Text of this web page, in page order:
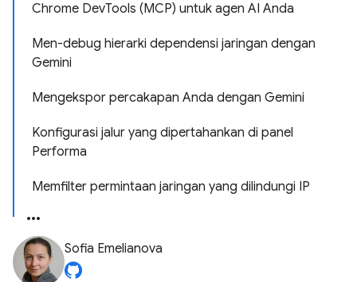
Chrome DevTools (MCP) untuk agen AI Anda
Men-debug hierarki dependensi jaringan dengan
Gemini
Mengekspor percakapan Anda dengan Gemini
Konfigurasi jalur yang dipertahankan di panel
Performa
Memfilter permintaan jaringan yang dilindungi IP
Sofia Emelianova